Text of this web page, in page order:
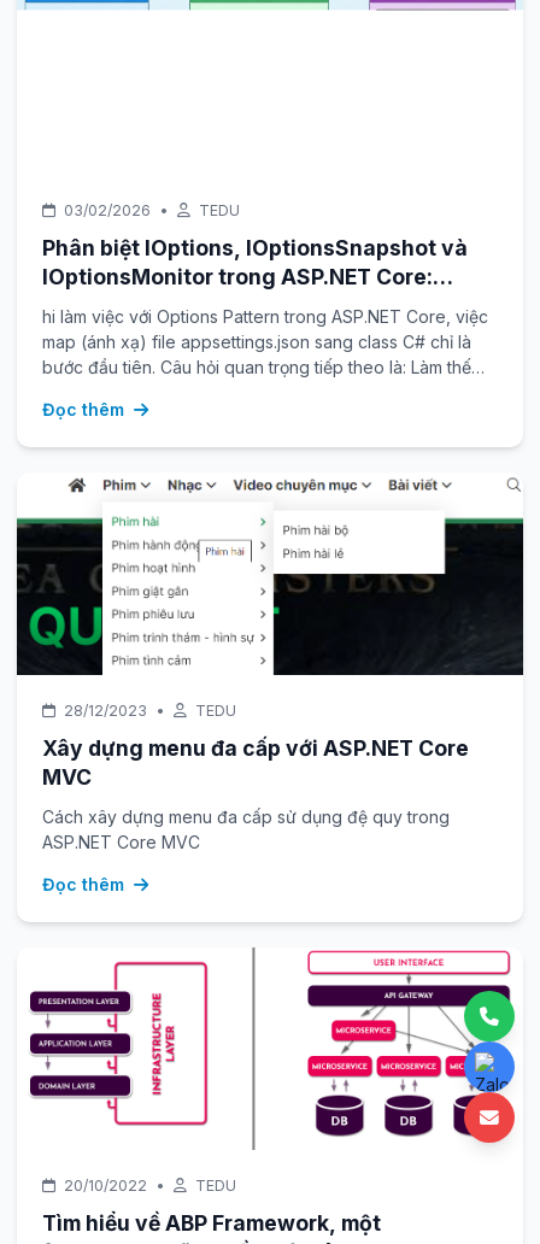
03/02/2026 • TEDU
Phân biệt IOptions, IOptionsSnapshot và
IOptionsMonitor trong ASP.NET Core:
Hướng dẫn chi tiết
hi làm việc với Options Pattern trong ASP.NET Core, việc
map (ánh xạ) file appsettings.json sang class C# chỉ là
bước đầu tiên. Câu hỏi quan trọng tiếp theo là: Làm thế
Đọc thêm
28/12/2023 • TEDU
Xây dựng menu đa cấp với ASP.NET Core
MVC
Cách xây dựng menu đa cấp sử dụng đệ quy trong
ASP.NET Core MVC
Đọc thêm
20/10/2022 • TEDU
Tìm hiểu về ABP Framework, một